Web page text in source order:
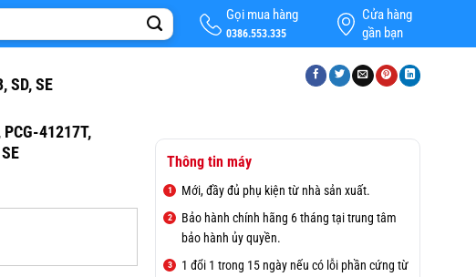
Gọi mua hàng
0386.553.335
Cửa hàng
gần bạn
SD, SE
41217T,
Thông tin máy
Mới, đầy đủ phụ kiện từ nhà sản xuất.
Bảo hành chính hãng 6 tháng tại trung tâm
bảo hành ủy quyền.
1 đổi 1 trong 15 ngày nếu có lỗi phần cứng từ